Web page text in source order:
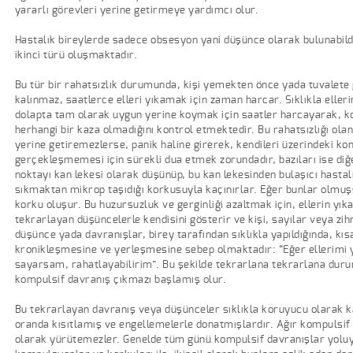
yararlı görevleri yerine getirmeye yardımcı olur.
Hastalık bireylerde sadece obsesyon yani düşünce olarak
ikinci türü oluşmaktadır.
Bu tür bir rahatsızlık durumunda, kişi yemekten önce yada
kalınmaz, saatlerce elleri yıkamak için zaman harcar. Sıklıkla
dolapta tam olarak uygun yerine koymak için saatler harcayarak,
herhangi bir kaza olmadığını kontrol etmektedir. Bu rahatsızlığı
yerine getiremezlerse, panik haline girerek, kendileri üzerindeki
gerçekleşmemesi için sürekli dua etmek zorundadır, bazıları ise
noktayı kan lekesi olarak düşünüp, bu kan lekesinden bulaşıcı
sıkmaktan mikrop taşıdığı korkusuyla kaçınırlar. Eğer bunlar
korku oluşur. Bu huzursuzluk ve gerginliği azaltmak için, ellerin
tekrarlayan düşüncelerle kendisini gösterir ve kişi, sayılar veya
düşünce yada davranışlar, birey tarafından sıklıkla
kronikleşmesine ve yerleşmesine sebep olmaktadır: “Eğer ellerimi
sayarsam, rahatlayabilirim”. Bu şekilde tekrarlana tekrarlana
kompulsif davranış çıkmazı başlamış olur.
Bu tekrarlayan davranış veya düşünceler sıklıkla koruyucu
oranda kısıtlamış ve engellemelerle donatmışlardır. Ağır
olarak yürütemezler. Genelde tüm günü kompulsif davranışlar